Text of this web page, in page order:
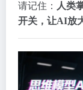
请记住： 人类
开关，让AI放